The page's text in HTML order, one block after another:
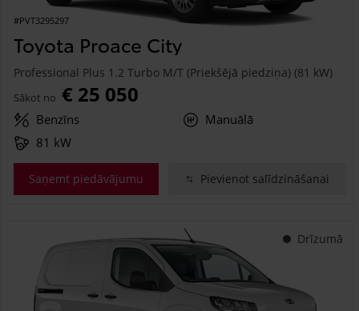
#PVT3295297
Toyota Proace City
Professional Plus 1.2 Turbo M/T (Priekšējā piedziņa) (81 kW)
Sākot no € 25 050
Benzīns
Manuālā
81 kW
Saņemt piedāvājumu Pievienot salīdzināšanai
Drīzumā